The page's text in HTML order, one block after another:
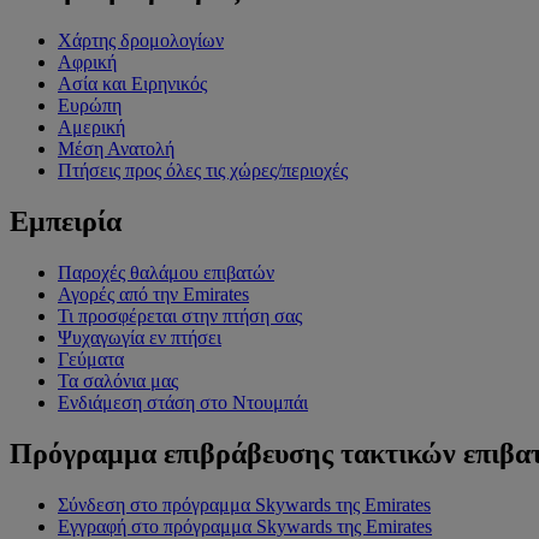
Χάρτης δρομολογίων
Αφρική
Ασία και Ειρηνικός
Ευρώπη
Αμερική
Μέση Ανατολή
Πτήσεις προς όλες τις χώρες/περιοχές
Εμπειρία
Παροχές θαλάμου επιβατών
Αγορές από την Emirates
Τι προσφέρεται στην πτήση σας
Ψυχαγωγία εν πτήσει
Γεύματα
Τα σαλόνια μας
Ενδιάμεση στάση στο Ντουμπάι
Πρόγραμμα επιβράβευσης τακτικών
Σύνδεση στο πρόγραμμα Skywards της Emirates
Εγγραφή στο πρόγραμμα Skywards της Emirates